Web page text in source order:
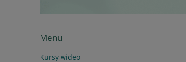
Menu
Kursy wideo